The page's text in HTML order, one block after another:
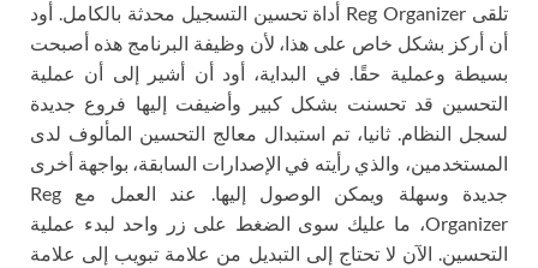
تلقى Reg Organizer أداة تحسين التسجيل محدثة بالكامل. أود
أن أركز بشكل خاص على هذا، لأن وظيفة البرنامج هذه أصبحت
بسيطة وعملية حقًا. في البداية، أود أن أشير إلى أن عملية
التحسين قد تحسنت بشكل كبير وأضيفت إليها فروع جديدة
لسجل النظام. ثانيا، تم استبدال معالج التحسين المألوف لدى
المستخدمين، والذي رأيته في الإصدارات السابقة، بواجهة أخرى
جديدة وسهلة ويمكن الوصول إليها. عند العمل مع Reg
Organizer، ما عليك سوى الضغط على زر واحد لبدء عملية
التحسين. الآن لا تحتاج إلى التبديل من علامة تبويب إلى علامة